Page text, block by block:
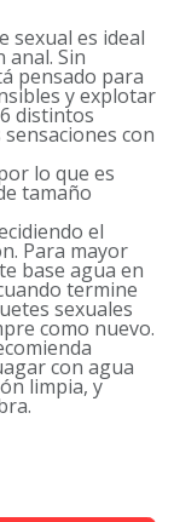
sexual es ideal
anal. Sin
pensado para
y explotar
distintos
con
lo que es
tamaño
el
Para mayor
base agua en
termine
sexuales
como nuevo.
con agua
limpia, y